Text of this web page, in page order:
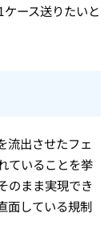
ース送りたいと
流出させたフェ
ていることを挙
のまま実現でき
面している規制